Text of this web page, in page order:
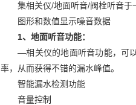
集相关仪/地面听音/阀栓听音于
图形和数值显示噪音数据
1、地面听音功能：
—相关仪的地面听音功能，可
率，从而获得不错的漏水峰值。
智能漏水检测功能
音量控制